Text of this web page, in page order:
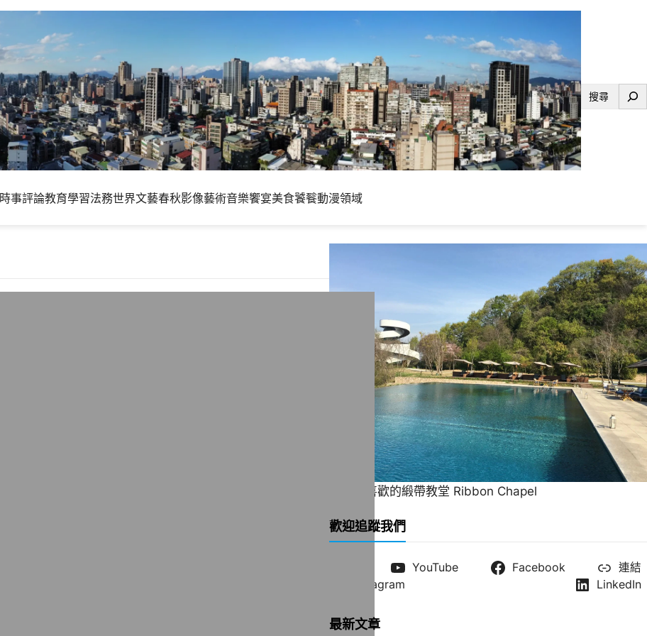
搜
時事評論教育學習法務世界文藝春秋影像藝術音樂饗宴美食饕餮動漫領域
一直很喜歡的緞帶教堂 Ribbon Chapel
歡迎追蹤我們
YouTube Facebook
連結
Instagram
LinkedIn
最新文章